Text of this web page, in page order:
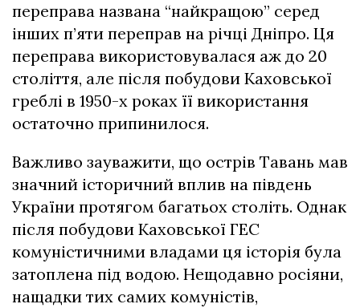
переправа названа “найкращою” серед
інших п’яти переправ на річці Дніпро. Ця
переправа використовувалася аж до 20
століття, але після побудови Каховської
греблі в 1950-х роках її використання
остаточно припинилося.
Важливо зауважити, що острів Тавань мав
значний історичний вплив на південь
України протягом багатьох століть. Однак
після побудови Каховської ГЕС
комуністичними владами ця історія була
затоплена під водою. Нещодавно росіяни,
нащадки тих самих комуністів,